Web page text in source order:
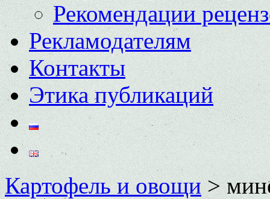
Рекомендации
Рекламодателям
Контакты
Этика публикаций
Картофель и овощи>